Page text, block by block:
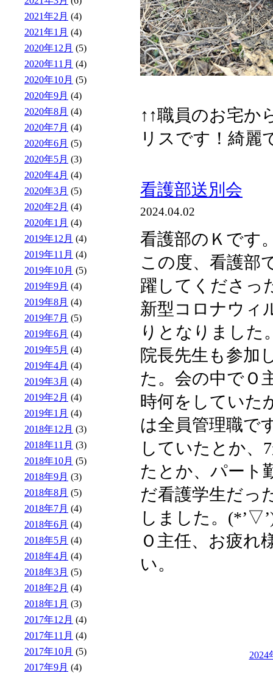
↑↑職員のお宅か
リスです！綺麗
看護部送別会
2024.04.02
看護部のＫです
この度、看護部
躍してくださっ
新型コロナウィ
りとなりました
院長先生も参加
た。会の中でＯ
時何をしていた
は全員管理職で
していたとか、
たとか、パート
だ看護学生だっ
しました。
Ｏ主任、お疲れ
い。
2024
2021年2月 (4)
2021年1月 (4)
2020年12月 (5)
2020年11月 (4)
2020年10月 (5)
2020年9月 (4)
2020年8月 (4)
2020年7月 (4)
2020年6月 (5)
2020年5月 (3)
2020年4月 (4)
2020年3月 (5)
2020年2月 (4)
2020年1月 (4)
2019年12月 (4)
2019年11月 (4)
2019年10月 (5)
2019年9月 (4)
2019年8月 (4)
2019年7月 (5)
2019年6月 (4)
2019年5月 (4)
2019年4月 (4)
2019年3月 (4)
2019年2月 (4)
2019年1月 (4)
2018年12月 (3)
2018年11月 (3)
2018年10月 (5)
2018年9月 (3)
2018年8月 (5)
2018年7月 (4)
2018年6月 (4)
2018年5月 (4)
2018年4月 (4)
2018年3月 (5)
2018年2月 (4)
2018年1月 (3)
2017年12月 (4)
2017年11月 (4)
2017年10月 (5)
2017年9月 (4)